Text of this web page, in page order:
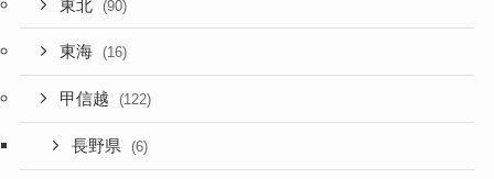
東北 (90)
東海 (16)
甲信越 (122)
長野県 (6)